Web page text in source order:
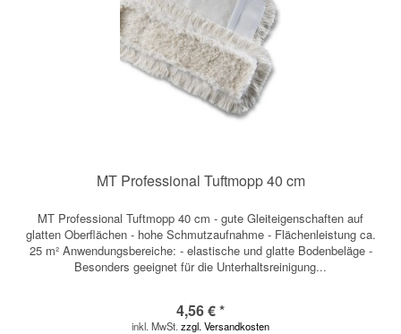
MT Professional Tuftmopp 40 cm
MT Professional Tuftmopp 40 cm - gute Gleiteigenschaften auf
glatten Oberflächen - hohe Schmutzaufnahme - Flächenleistung ca.
25 m² Anwendungsbereiche: - elastische und glatte Bodenbeläge -
Besonders geeignet für die Unterhaltsreinigung...
4,56 € *
inkl. MwSt. zzgl. Versandkosten